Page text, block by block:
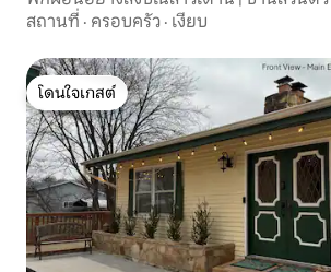
สถานที่ · ครอบครัว · เงียบ
โดนใจเกสต์
โดนใจเกสต์